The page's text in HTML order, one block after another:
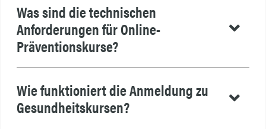
Was sind die technischen
Anforderungen für Online-
Präventionskurse?
Wie funktioniert die Anmeldung zu
Gesundheitskursen?